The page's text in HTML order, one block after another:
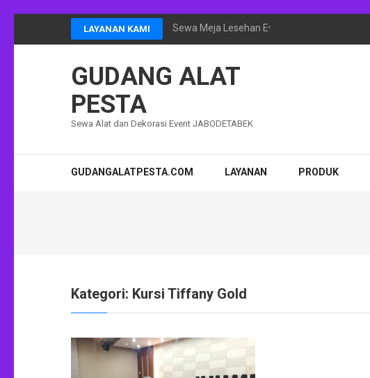
LAYANAN KAMI Sewa Meja Lesehan Event Ramadhan Jakarta
GUDANG ALAT
PESTA
Sewa Alat dan Dekorasi Event JABODETABEK
GUDANGALATPESTA.COM LAYANAN PRODUK
Kategori: Kursi Tiffany Gold